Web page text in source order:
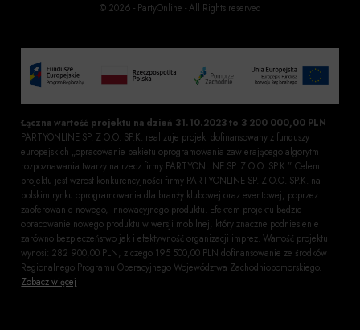
© 2026 - PartyOnline - All Rights reserved
Łączna wartość projektu na dzień 31.10.2023 to 3 200 000,00 PLN
PARTYONLINE SP. Z O.O. SP.K. realizuje projekt dofinansowany z funduszy
europejskich „opracowanie pakietu oprogramowania zawierającego algorytm
rozpoznawania twarzy na rzecz firmy PARTYONLINE SP. Z O.O. SP.K.”. Celem
projektu jest wzrost konkurencyjności firmy PARTYONLINE SP. Z O.O. SP.K. na
polskim rynku oprogramowania dla branży klubowej oraz eventowej, poprzez
zaoferowanie nowego, innowacyjnego produktu. Efektem projektu będzie
opracowanie nowego produktu w wersji mobilnej, który znaczne podniesienie
zarówno bezpieczeństwo jak i efektywność organizacji imprez. Wartość projektu
wynosi: 282 900,00 PLN, z czego 195 500,00 PLN dofinansowanie ze środków
Regionalnego Programu Operacyjnego Województwa Zachodniopomorskiego.
Zobacz więcej